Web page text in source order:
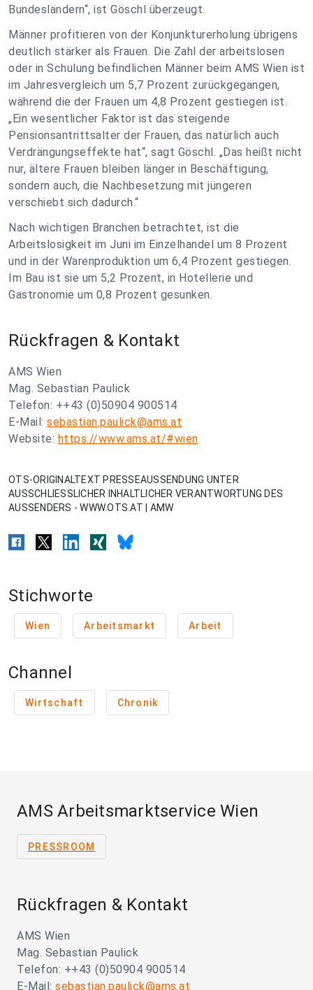
Bundesländern“, ist Göschl überzeugt.
Männer profitieren von der Konjunkturerholung übrigens
deutlich stärker als Frauen. Die Zahl der arbeitslosen
oder in Schulung befindlichen Männer beim AMS Wien ist
im Jahresvergleich um 5,7 Prozent zurückgegangen,
während die der Frauen um 4,8 Prozent gestiegen ist.
„Ein wesentlicher Faktor ist das steigende
Pensionsantrittsalter der Frauen, das natürlich auch
Verdrängungseffekte hat“, sagt Göschl. „Das heißt nicht
nur, ältere Frauen bleiben länger in Beschäftigung,
sondern auch, die Nachbesetzung mit jüngeren
verschiebt sich dadurch.“
Nach wichtigen Branchen betrachtet, ist die
Arbeitslosigkeit im Juni im Einzelhandel um 8 Prozent
und in der Warenproduktion um 6,4 Prozent gestiegen.
Im Bau ist sie um 5,2 Prozent, in Hotellerie und
Gastronomie um 0,8 Prozent gesunken.
Rückfragen & Kontakt
AMS Wien
Mag. Sebastian Paulick
Telefon: ++43 (0)50904 900514
E-Mail: sebastian.paulick@ams.at
Website: https://www.ams.at/#wien
OTS-ORIGINALTEXT PRESSEAUSSENDUNG UNTER
AUSSCHLIESSLICHER INHALTLICHER VERANTWORTUNG DES
AUSSENDERS - WWW.OTS.AT | AMW
Stichworte
Wien Arbeitsmarkt Arbeit
Channel
Wirtschaft Chronik
AMS Arbeitsmarktservice Wien
PRESSROOM
Rückfragen & Kontakt
AMS Wien
Mag. Sebastian Paulick
Telefon: ++43 (0)50904 900514
E-Mail: sebastian.paulick@ams.at